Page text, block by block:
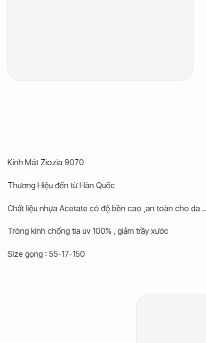
Kính Mát Ziozia 9070
Thương Hiệu đến từ Hàn Quốc
Chất liệu nhựa Acetate có độ bền cao ,an toàn cho da ..
Tròng kính chống tia uv 100% , giảm trầy xước
Size gọng : 55-17-150